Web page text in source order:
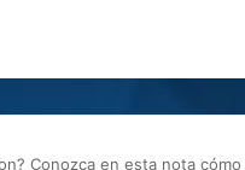
Conozca en esta nota